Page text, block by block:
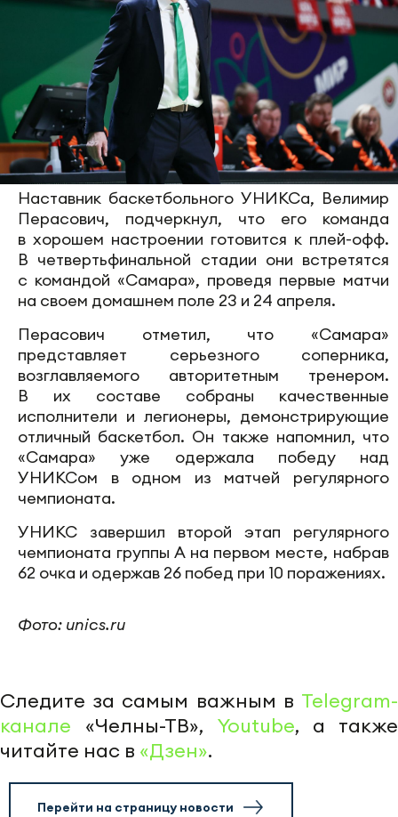
Наставник баскетбольного УНИКСа, Велимир
Перасович, подчеркнул, что его команда
в хорошем настроении готовится к плей-офф.
В четвертьфинальной стадии они встретятся
с командой «Самара», проведя первые матчи
на своем домашнем поле 23 и 24 апреля.
Перасович отметил, что «Самара»
представляет серьезного соперника,
возглавляемого авторитетным тренером.
В их составе собраны качественные
исполнители и легионеры, демонстрирующие
отличный баскетбол. Он также напомнил, что
«Самара» уже одержала победу над
УНИКСом в одном из матчей регулярного
чемпионата.
УНИКС завершил второй этап регулярного
чемпионата группы А на первом месте, набрав
62 очка и одержав 26 побед при 10 поражениях.
Фото: unics.ru
Следите за самым важным в Telegram-
канале «Челны-ТВ», Youtube, а также
читайте нас в «Дзен».
Перейти на страницу новости